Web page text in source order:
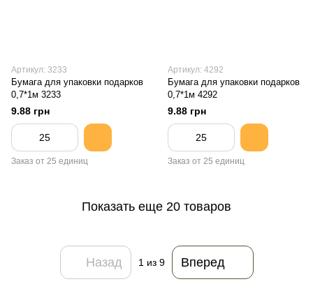
Артикул: 3233
Бумага для упаковки подарков
0,7*1м 3233
9.88 грн
Заказ от 25 единиц
Артикул: 4292
Бумага для упаковки подарков
0,7*1м 4292
9.88 грн
Заказ от 25 единиц
Показать еще 20 товаров
Назад 1 из 9 Вперед